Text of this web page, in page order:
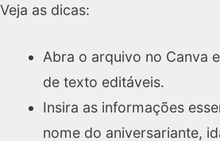
Veja as dicas:
Abra o arquivo no Canva
de texto editáveis.
Insira as informações
nome do aniversariante,